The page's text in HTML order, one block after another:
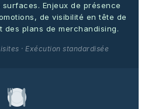
Enjeux de présence
de visibilité en tête de
des plans de merchandising.
· Exécution standardisée